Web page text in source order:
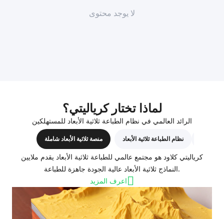
لا يوجد محتوى
لماذا تختار كرياليتي؟
الرائد العالمي في نظام الطباعة ثلاثية الأبعاد للمستهلكين
منصة ثلاثية الأبعاد شاملة نظام الطباعة ثلاثية الأبعاد
كرياليتي كلاود هو مجتمع عالمي للطباعة ثلاثية الأبعاد يقدم ملايين
النماذج ثلاثية الأبعاد عالية الجودة جاهزة للطباعة.
اعرف المزيد